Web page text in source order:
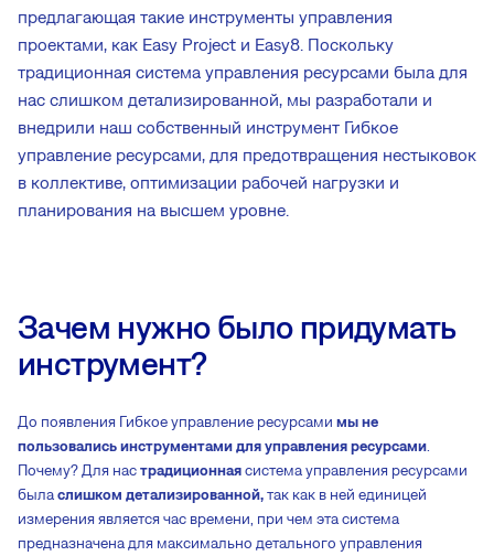
предлагающая такие инструменты управления
проектами, как Easy Project и Easy8. Поскольку
традиционная система управления ресурсами была для
нас слишком детализированной, мы разработали и
внедрили наш собственный инструмент Гибкое
управление ресурсами, для предотвращения нестыковок
в коллективе, оптимизации рабочей нагрузки и
планирования на высшем уровне.
Зачем нужно было придумать
инструмент?
До появления Гибкое управление ресурсами мы не
пользовались инструментами для управления ресурсами
Почему? Для настрадиционнаясистема управления ресурсами
быласлишком детализированной,так как в ней единицей
измерения является час времени, при чем эта система
предназначена для максимально детального управления